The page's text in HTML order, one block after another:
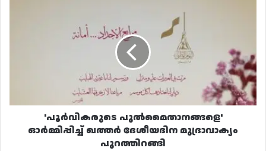
'പൂർവികരുടെ പുൽമൈതാനങ്ങളെ'
ഓർമ്മിപ്പിച്ച് ഖത്തർ ദേശീയദിന മുദ്രാവാക്യം
പുറത്തിറങ്ങി